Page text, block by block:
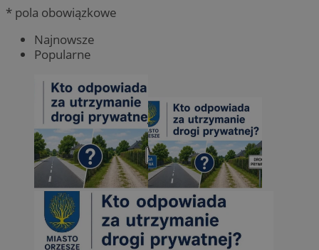
* pola obowiązkowe
Najnowsze
Popularne